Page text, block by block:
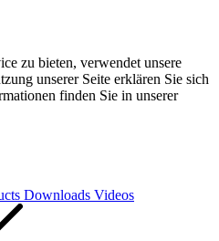
zu bieten, verwendet unsere
unserer Seite erklären Sie sich
finden Sie in unserer
Downloads Videos